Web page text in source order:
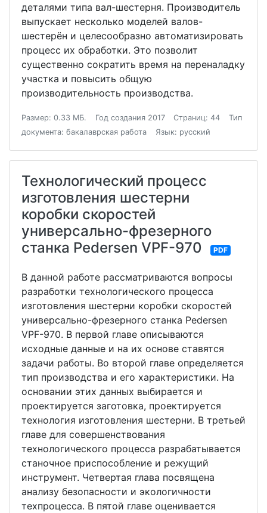
деталями типа вал-шестерня. Производитель
выпускает несколько моделей валов-
шестерён и целесообразно автоматизировать
процесс их обработки. Это позволит
существенно сократить время на переналадку
участка и повысить общую
производительность производства.
Размер: 0.33 МБ. Год создания 2017 Страниц: 44
Тип
документа: бакалаврская работа
Язык: русский
Технологический процесс
изготовления шестерни
коробки скоростей
универсально-фрезерного
станка Pedersen VPF-970
PDF
В данной работе рассматриваются вопросы
разработки технологического процесса
изготовления шестерни коробки скоростей
универсально-фрезерного станка Pedersen
VPF-970. В первой главе описываются
исходные данные и на их основе ставятся
задачи работы. Во второй главе определяется
тип производства и его характеристики. На
основании этих данных выбирается и
проектируется заготовка, проектируется
технология изготовления шестерни. В третьей
главе для совершенствования
технологического процесса разрабатывается
станочное приспособление и режущий
инструмент. Четвертая глава посвящена
анализу безопасности и экологичности
техпроцесса. В пятой главе оценивается